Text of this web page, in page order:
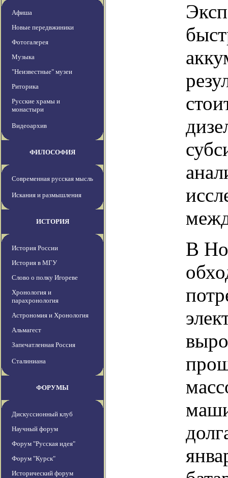
Афиша
Новые передвжиники
Фотогалерея
Музыка
"Неизвестные" музеи
Риторика
Русские храмы и
монастыри
Видеоархив
ФИЛОСОФИЯ
Современная русская мысль
Искания и размышления
ИСТОРИЯ
История России
История в МГУ
Слово о полку Игореве
Хронология и
парахронология
Астрономия и Хронология
Альмагест
Запечатленная Россия
Сталиниана
ФОРУМЫ
Дискуссионный клуб
Научный форум
Форум "Русская идея"
Форум "Курск"
Исторический форум
В